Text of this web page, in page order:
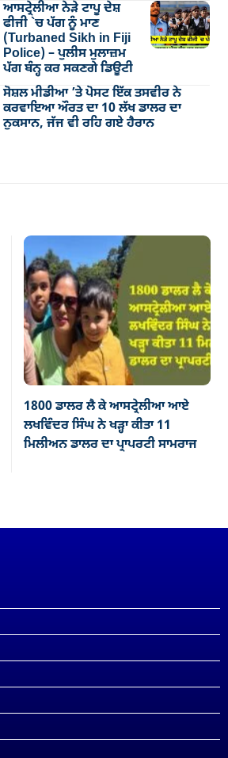
ਆਸਟ੍ਰੇਲੀਆ ਨੇੜੇ ਟਾਪੂ ਦੇਸ਼
ਫੀਜੀ `ਚ ਪੱਗ ਨੂੰ ਮਾਣ
(Turbaned Sikh in Fiji
Police) – ਪੁਲੀਸ ਮੁਲਾਜ਼ਮ
ਪੱਗ ਬੰਨ੍ਹ ਕਰ ਸਕਣਗੇ ਡਿਊਟੀ
ਸੋਸ਼ਲ ਮੀਡੀਆ ’ਤੇ ਪੋਸਟ ਇੱਕ ਤਸਵੀਰ ਨੇ
ਕਰਵਾਇਆ ਔਰਤ ਦਾ 10 ਲੱਖ ਡਾਲਰ ਦਾ
ਨੁਕਸਾਨ, ਜੱਜ ਵੀ ਰਹਿ ਗਏ ਹੈਰਾਨ
1800 ਡਾਲਰ ਲੈ ਕੇ ਆਸਟ੍ਰੇਲੀਆ ਆਏ
ਲਖਵਿੰਦਰ ਸਿੰਘ ਨੇ ਖੜ੍ਹਾ ਕੀਤਾ 11
ਮਿਲੀਅਨ ਡਾਲਰ ਦਾ ਪ੍ਰਾਪਰਟੀ ਸਾਮਰਾਜ